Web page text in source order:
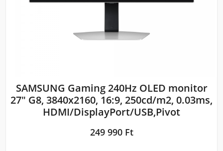
SAMSUNG Gaming 240Hz OLED monitor
27" G8, 3840x2160, 16:9, 250cd/m2, 0.03ms,
HDMI/DisplayPort/USB,Pivot
249 990 Ft